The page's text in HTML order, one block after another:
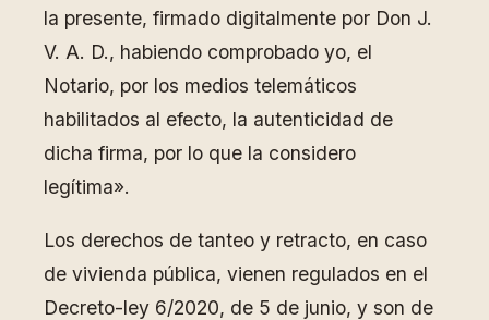
la presente, firmado digitalmente por Don J.
V. A. D., habiendo comprobado yo, el
Notario, por los medios telemáticos
habilitados al efecto, la autenticidad de
dicha firma, por lo que la considero
legítima».
Los derechos de tanteo y retracto, en caso
de vivienda pública, vienen regulados en el
Decreto-ley 6/2020, de 5 de junio, y son de